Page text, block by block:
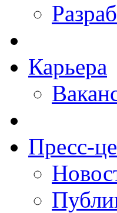
Карьера
Пресс-